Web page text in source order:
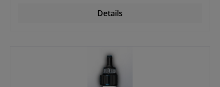
Details